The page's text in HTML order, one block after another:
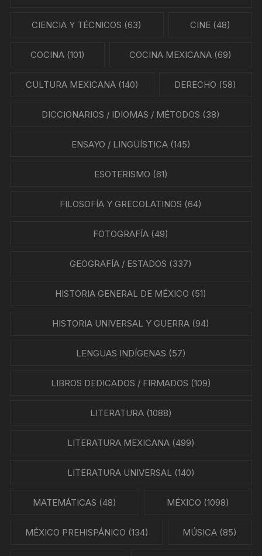
CIENCIA Y TÉCNICOS (63) CINE(48)
COCINA(101) COCINA MEXICANA (69)
CULTURA MEXICANA(140) DERECHO (58)
DICCIONARIOS / IDIOMAS / MÉTODOS (38)
ENSAYO / LINGÜÍSTICA(145)
ESOTERISMO (61)
FILOSOFÍA Y GRECOLATINOS (64)
FOTOGRAFÍA (49)
GEOGRAFÍA / ESTADOS (337)
HISTORIA GENERAL DE MÉXICO (51)
HISTORIA UNIVERSAL Y GUERRA (94)
LENGUAS INDÍGENAS (57)
LIBROS DEDICADOS / FIRMADOS (109)
LITERATURA(1088)
LITERATURA MEXICANA(499)
LITERATURA UNIVERSAL (140)
MATEMÁTICAS (48) MÉXICO (1098)
MÉXICO PREHISPÁNICO (134) MÚSICA (85)